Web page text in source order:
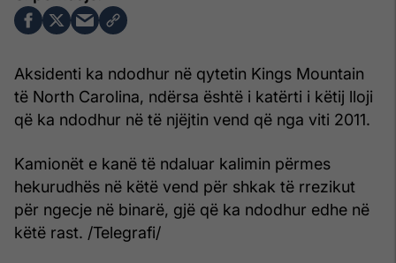
Aksidenti ka ndodhur në qytetin Kings Mountain
të North Carolina, ndërsa është i katërti i këtij lloji
që ka ndodhur në të njëjtin vend që nga viti 2011.
Kamionët e kanë të ndaluar kalimin përmes
hekurudhës në këtë vend për shkak të rrezikut
për ngecje në binarë, gjë që ka ndodhur edhe në
këtë rast. /Telegrafi/